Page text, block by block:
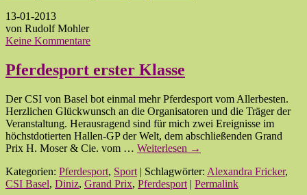
13-01-2013
von Rudolf Mohler
Keine Kommentare
Pferdesport erster Klasse
Der CSI von Basel bot einmal mehr Pferdesport vom Allerbesten.
Herzlichen Glückwunsch an die Organisatoren und die Träger der
Veranstaltung. Herausragend sind für mich zwei Ereignisse im
höchstdotierten Hallen-GP der Welt, dem abschließenden Grand
Prix H. Moser & Cie. vom … Weiterlesen →
Kategorien: Pferdesport, Sport | Schlagwörter: Alexandra Fricker,
CSI Basel, Diniz, Grand Prix, Pferdesport | Permalink